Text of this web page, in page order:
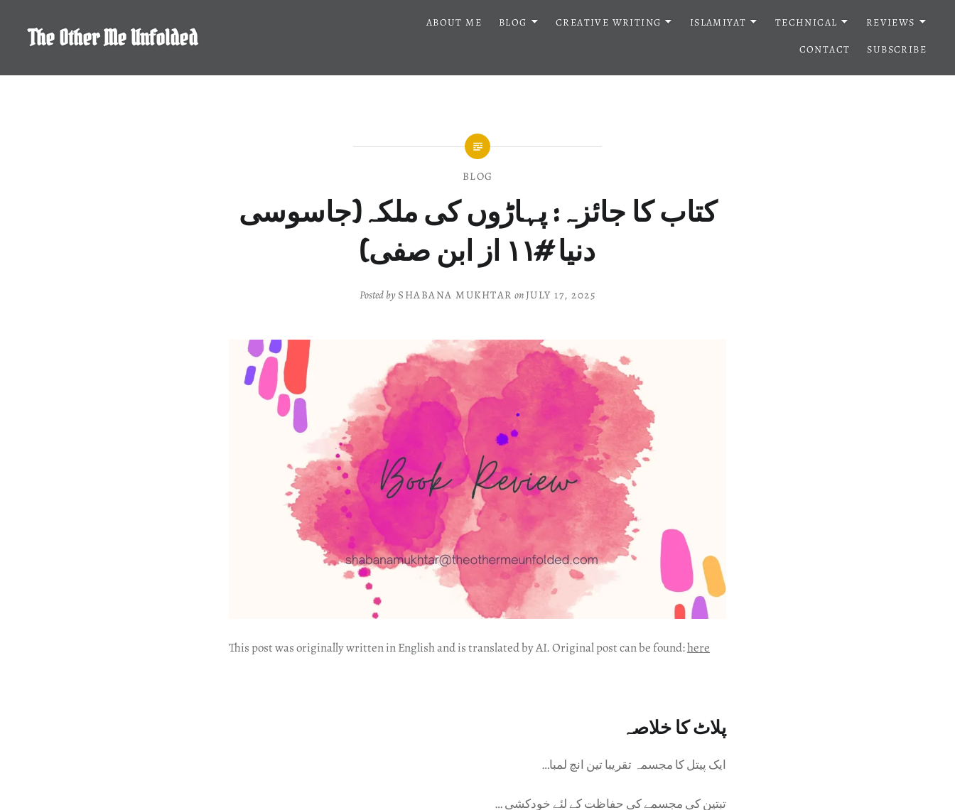
contentThe Other Me Unfolded
ABOUT ME BLOG CREATIVE WRITING ISLAMIYAT TECHNICAL
REVIEWS
CONTACT
SUBSCRIBE
BLOG
کتاب کا جائزہ: پہاڑوں کی ملکہ(جاسوسی
دنیا #۱۱ از ابن صفی)
Posted by SHABANA MUKHTAR on JULY 17, 2025
This post was originally written in English and is translated by AI. Original post can be found:here
پلاٹ کا خلاصہ
ایک پیتل کا مجسمہ تقریبا تین انچ لمبا…
تبتین کی مجسمے کی حفاظت کے لئے خودکشی …